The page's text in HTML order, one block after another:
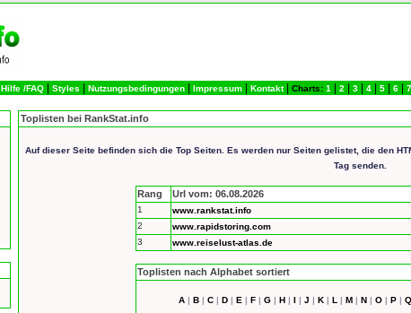
Hilfe /FAQ Styles Nutzungsbedingungen Impressum Kontakt| Charts: 1 2 3 4 5 6 7
Toplisten bei RankStat.info
Auf dieser Seite befinden sich die Top Seiten. Es werden nur Seiten gelistet, die den
Tag senden.
Rang Url vom: 06.08.2026
1 www.rankstat.info
2
www.rapidstoring.com
3
www.reiselust-atlas.de
Toplisten nach Alphabet sortiert
A| B| C| D| E | F| G| H| I| J | K| L | M| N| O| P| Q